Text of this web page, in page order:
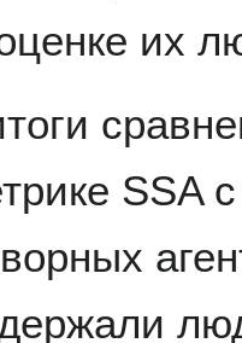
их
SSA